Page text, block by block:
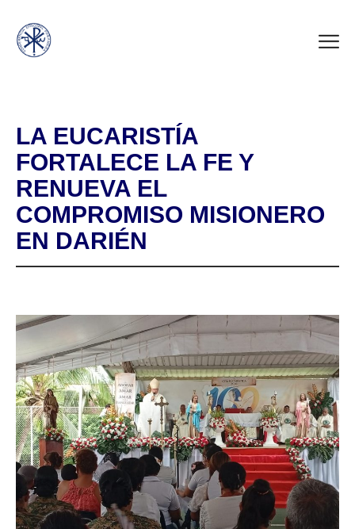
LA EUCARISTÍA
FORTALECE LA FE Y
RENUEVA EL
COMPROMISO MISIONERO
EN DARIÉN